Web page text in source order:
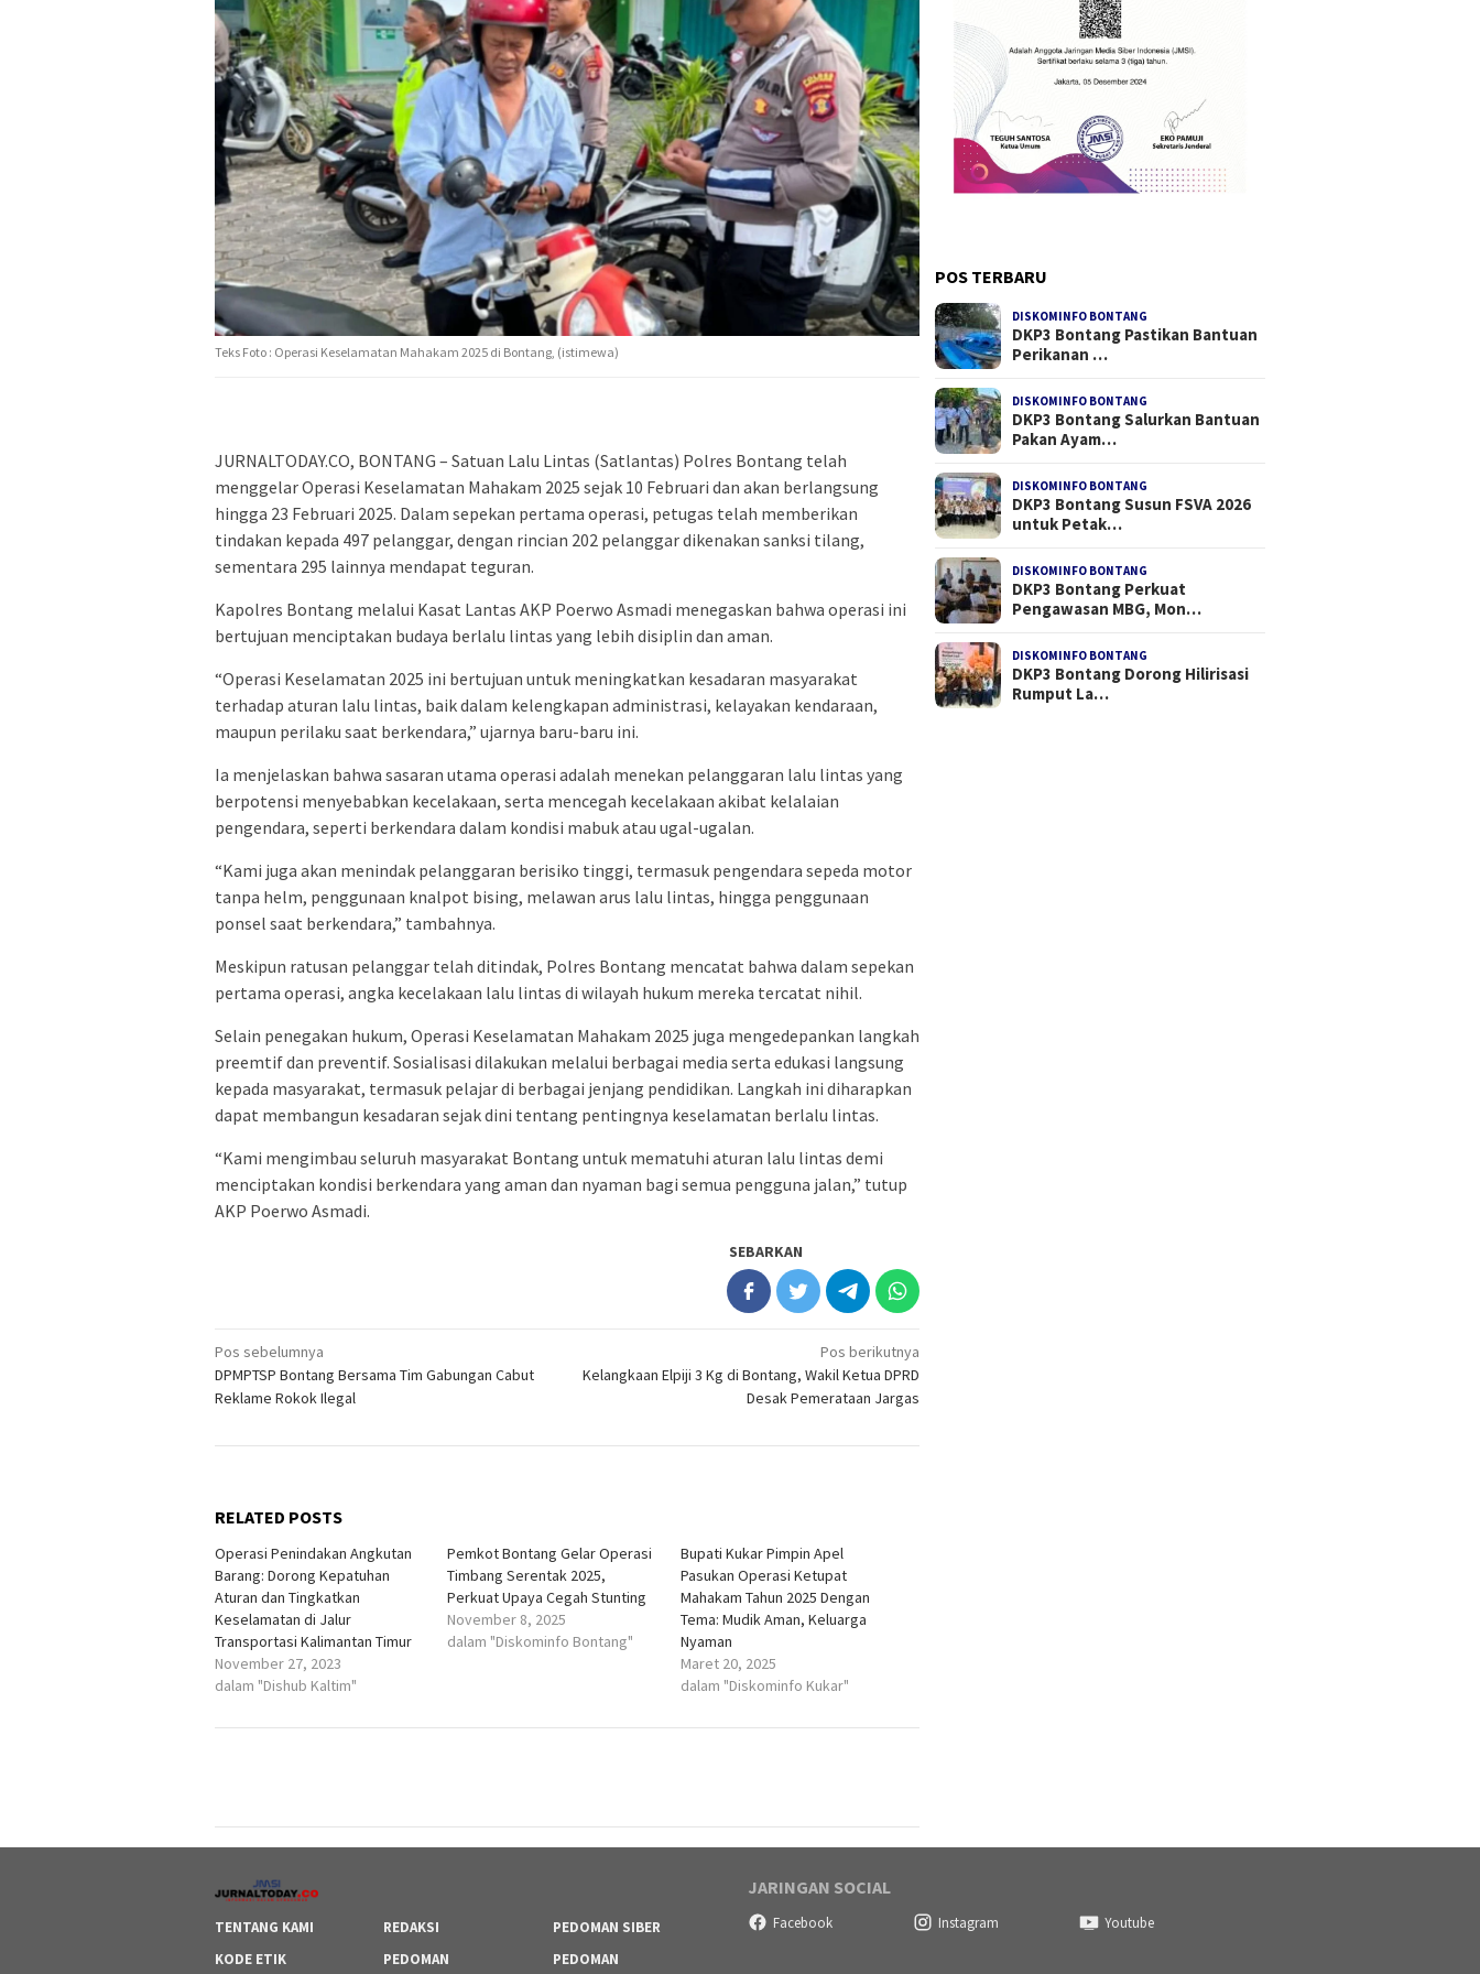
Teks Foto : Operasi Keselamatan Mahakam 2025 di Bontang, (istimewa)
JURNALTODAY.CO, BONTANG – Satuan Lalu Lintas (Satlantas) Polres Bontang telah
menggelar Operasi Keselamatan Mahakam 2025 sejak 10 Februari dan akan berlangsung
hingga 23 Februari 2025. Dalam sepekan pertama operasi, petugas telah memberikan
tindakan kepada 497 pelanggar, dengan rincian 202 pelanggar dikenakan sanksi tilang,
sementara 295 lainnya mendapat teguran.
Kapolres Bontang melalui Kasat Lantas AKP Poerwo Asmadi menegaskan bahwa operasi ini
bertujuan menciptakan budaya berlalu lintas yang lebih disiplin dan aman.
“Operasi Keselamatan 2025 ini bertujuan untuk meningkatkan kesadaran masyarakat
terhadap aturan lalu lintas, baik dalam kelengkapan administrasi, kelayakan kendaraan,
maupun perilaku saat berkendara,” ujarnya baru-baru ini.
Ia menjelaskan bahwa sasaran utama operasi adalah menekan pelanggaran lalu lintas yang
berpotensi menyebabkan kecelakaan, serta mencegah kecelakaan akibat kelalaian
pengendara, seperti berkendara dalam kondisi mabuk atau ugal-ugalan.
“Kami juga akan menindak pelanggaran berisiko tinggi, termasuk pengendara sepeda motor
tanpa helm, penggunaan knalpot bising, melawan arus lalu lintas, hingga penggunaan
ponsel saat berkendara,” tambahnya.
Meskipun ratusan pelanggar telah ditindak, Polres Bontang mencatat bahwa dalam sepekan
pertama operasi, angka kecelakaan lalu lintas di wilayah hukum mereka tercatat nihil.
Selain penegakan hukum, Operasi Keselamatan Mahakam 2025 juga mengedepankan langkah
preemtif dan preventif. Sosialisasi dilakukan melalui berbagai media serta edukasi langsung
kepada masyarakat, termasuk pelajar di berbagai jenjang pendidikan. Langkah ini diharapkan
dapat membangun kesadaran sejak dini tentang pentingnya keselamatan berlalu lintas.
“Kami mengimbau seluruh masyarakat Bontang untuk mematuhi aturan lalu lintas demi
menciptakan kondisi berkendara yang aman dan nyaman bagi semua pengguna jalan,” tutup
AKP Poerwo Asmadi.
SEBARKAN
Navigasi
pos
Pos sebelumnya
DPMPTSP Bontang Bersama Tim Gabungan Cabut
Reklame Rokok Ilegal
Pos berikutnya
Kelangkaan Elpiji 3 Kg di Bontang, Wakil Ketua DPRD
Desak Pemerataan Jargas
RELATED POSTS
Operasi Penindakan Angkutan
Barang: Dorong Kepatuhan
Aturan dan Tingkatkan
Keselamatan di Jalur
Transportasi Kalimantan Timur
November 27, 2023
dalam "Dishub Kaltim"
Pemkot Bontang Gelar Operasi
Timbang Serentak 2025,
Perkuat Upaya Cegah Stunting
November 8, 2025
dalam "Diskominfo Bontang"
Bupati Kukar Pimpin Apel
Pasukan Operasi Ketupat
Mahakam Tahun 2025 Dengan
Tema: Mudik Aman, Keluarga
Nyaman
Maret 20, 2025
dalam "Diskominfo Kukar"
POS TERBARU
DISKOMINFO BONTANG
DKP3 Bontang Pastikan Bantuan
Perikanan …
DISKOMINFO BONTANG
DKP3 Bontang Salurkan Bantuan
Pakan Ayam…
DISKOMINFO BONTANG
DKP3 Bontang Susun FSVA 2026
untuk Petak…
DISKOMINFO BONTANG
DKP3 Bontang Perkuat
Pengawasan MBG, Mon…
DISKOMINFO BONTANG
DKP3 Bontang Dorong Hilirisasi
Rumput La…
TENTANG KAMI REDAKSI
PEDOMAN SIBER
KODE ETIK
PEDOMAN
PEDOMAN
JARINGAN SOCIAL
Facebook Instagram Youtube